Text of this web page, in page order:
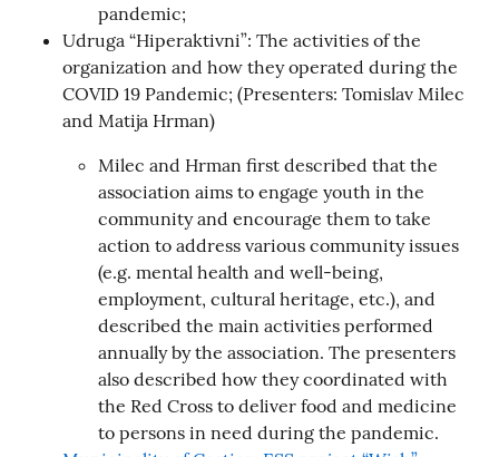
pandemic;
Udruga “Hiperaktivni”: The activities of the
organization and how they operated during the
COVID 19 Pandemic; (Presenters: Tomislav Milec
and Matija Hrman)
Milec and Hrman first described that the
association aims to engage youth in the
community and encourage them to take
action to address various community issues
(e.g. mental health and well-being,
employment, cultural heritage, etc.), and
described the main activities performed
annually by the association. The presenters
also described how they coordinated with
the Red Cross to deliver food and medicine
to persons in need during the pandemic.